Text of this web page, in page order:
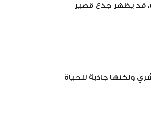
قد يظهر جذع قصير
ولكنها جاذبة للحياة